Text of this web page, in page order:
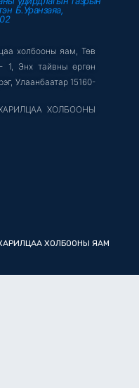
Б.Уранзаяа,
холбооны яам, Төв
1, Энх тайвны өргөн
Улаанбаатар 15160-
ХОЛБООНЫ
ХОЛБООНЫ ЯАМ